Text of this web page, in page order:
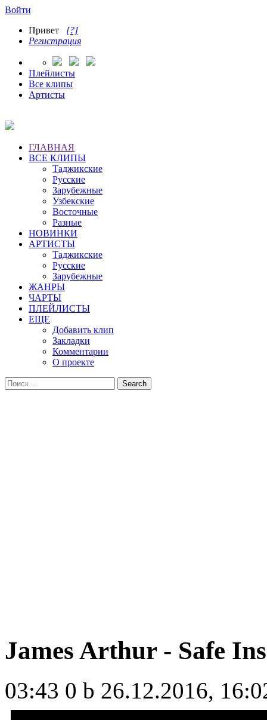
Войти
Привет [?]
Регистрация
Плейлисты
Все клипы
Артисты
ГЛАВНАЯ
ВСЕ КЛИПЫ
Таджикские
Русские
Зарубежные
Узбекские
Восточные
Разные
НОВИНКИ
АРТИСТЫ
Таджикские
Русские
Зарубежные
ЖАНРЫ
ЧАРТЫ
ПЛЕЙЛИСТЫ
ЕЩЕ
Добавить клип
Закладки
Комментарии
О проекте
James Arthur - Safe
03:43 0 b 26.12.2016,